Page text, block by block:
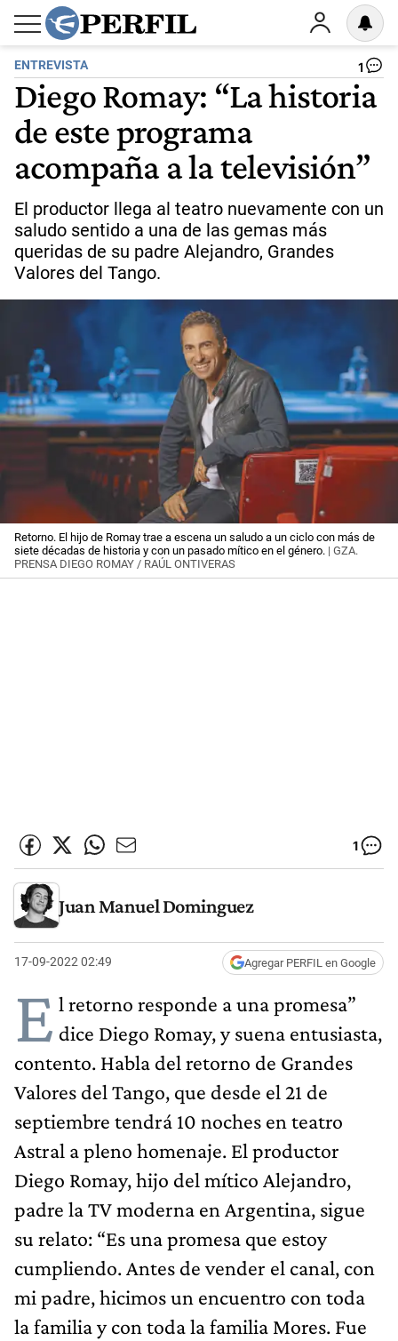
ENTREVISTA 1
Diego Romay: “La historia
de este programa
acompaña a la televisión”
El productor llega al teatro nuevamente con un
saludo sentido a una de las gemas más
queridas de su padre Alejandro, Grandes
Valores del Tango.
Retorno. El hijo de Romay trae a escena un saludo a un ciclo con más de
siete décadas de historia y con un pasado mítico en el género. | GZA.
PRENSA DIEGO ROMAY / RAÚL ONTIVERAS
1
Juan Manuel Dominguez
17-09-2022 02:49 Agregar PERFIL en Google
E l retorno responde a una promesa”
dice Diego Romay, y suena entusiasta,
contento. Habla del retorno de Grandes
Valores del Tango, que desde el 21 de
septiembre tendrá 10 noches en teatro
Astral a pleno homenaje. El productor
Diego Romay, hijo del mítico Alejandro,
padre la TV moderna en Argentina, sigue
su relato: “Es una promesa que estoy
cumpliendo. Antes de vender el canal, con
mi padre, hicimos un encuentro con toda
la familia y con toda la familia Mores. Fue